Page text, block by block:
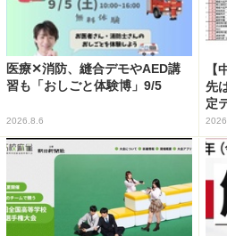
医療✕消防、縫合デモやAED講
習も「おしごと体験博」9/5
2026.8.6
【
先
定